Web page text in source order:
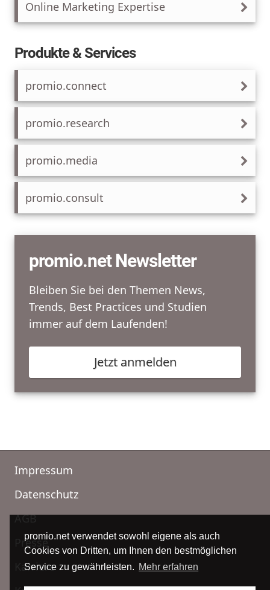
promio.net verwendet sowohl eigene als auch
Cookies von Dritten, um Ihnen den bestmöglichen
Service zu gewährleisten. Mehr erfahren
Online Marketing Expertise
Produkte & Services
promio.connect
promio.research
promio.media
promio.consult
promio.net Newsletter
Bleiben Sie bei den Themen News,
Trends, Best Practices und Studien
immer auf dem Laufenden!
Jetzt anmelden
Impressum
Datenschutz
AGB
Presse
Karriere